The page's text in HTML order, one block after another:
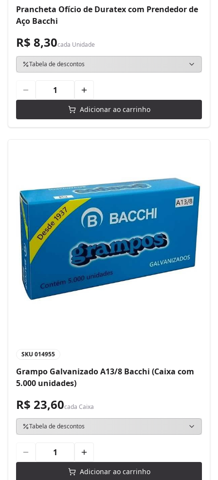
Prancheta Ofício de Duratex com Prendedor de
Aço Bacchi
R$ 8,30cada Unidade
Tabela de descontos
Adicionar ao carrinho
SKU 014955
Grampo Galvanizado A13/8 Bacchi (Caixa com
5.000 unidades)
R$ 23,60cada Caixa
Tabela de descontos
Adicionar ao carrinho